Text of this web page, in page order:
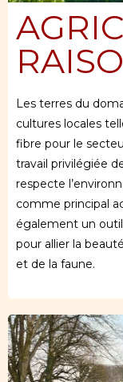
Les terres du
cultures locales
fibre pour le
travail privilégiée
respecte
comme principal
également un
pour allier la
et de la faune.